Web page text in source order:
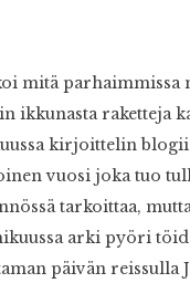
mitä parhaimmissa
ikkunasta raketteja
kirjoittelin
vuosi joka tuo
tarkoittaa,
arki pyöri
päivän reissulla